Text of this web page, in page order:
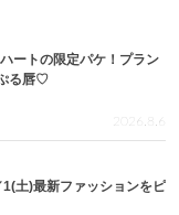
ートの限定パケ！プラン
る唇♡
2026.8.6
1(土)最新ファッションをピ